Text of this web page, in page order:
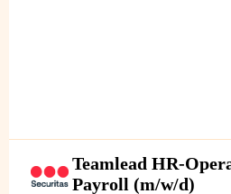
Teamlead HR-
Payroll (m/w/d)